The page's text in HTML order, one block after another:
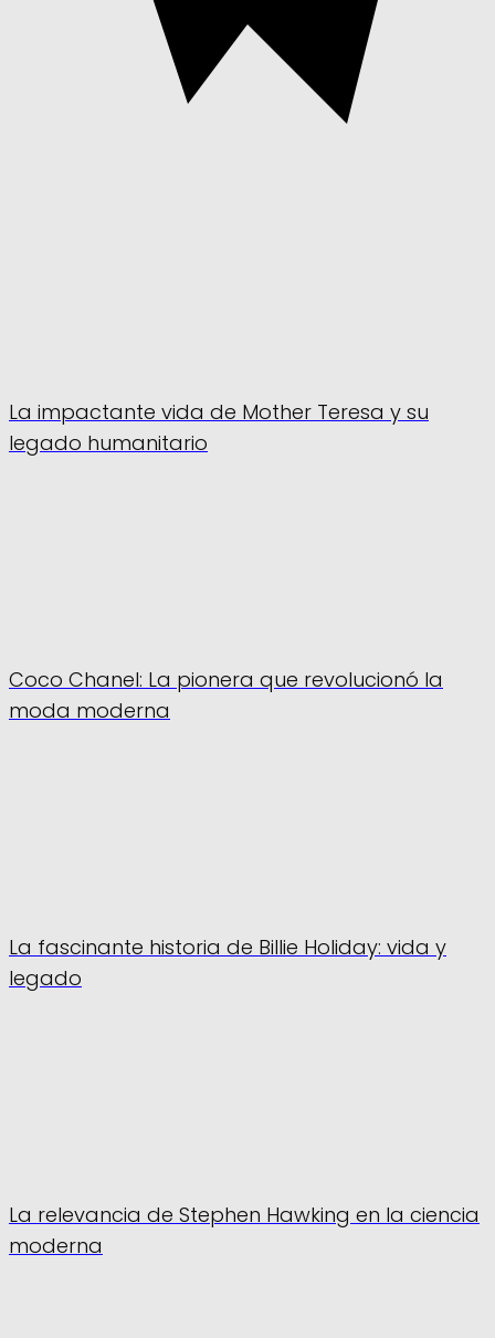
La impactante vida de Mother Teresa y su
legado humanitario
Coco Chanel: La pionera que revolucionó la
moda moderna
La fascinante historia de Billie Holiday: vida y
legado
La relevancia de Stephen Hawking en la ciencia
moderna